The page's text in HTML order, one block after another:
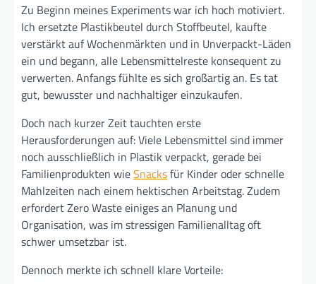
Zu Beginn meines Experiments war ich hoch motiviert.
Ich ersetzte Plastikbeutel durch Stoffbeutel, kaufte
verstärkt auf Wochenmärkten und in Unverpackt-Läden
ein und begann, alle Lebensmittelreste konsequent zu
verwerten. Anfangs fühlte es sich großartig an. Es tat
gut, bewusster und nachhaltiger einzukaufen.
Doch nach kurzer Zeit tauchten erste
Herausforderungen auf: Viele Lebensmittel sind immer
noch ausschließlich in Plastik verpackt, gerade bei
Familienprodukten wieSnacksfür Kinder oder schnelle
Mahlzeiten nach einem hektischen Arbeitstag. Zudem
erfordert Zero Waste einiges an Planung und
Organisation, was im stressigen Familienalltag oft
schwer umsetzbar ist.
Dennoch merkte ich schnell klare Vorteile: